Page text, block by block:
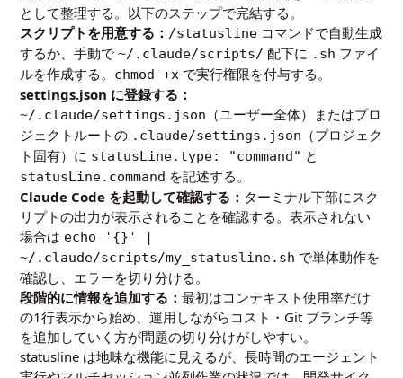
として整理する。以下のステップで完結する。
スクリプトを用意する： /statusline コマンドで自動生成
するか、手動で~/.claude/scripts/ 配下に .sh ファイ
ルを作成する。 chmod +x で実行権限を付与する。
settings.json に登録する：
~/.claude/settings.json （ユーザー全体）またはプロ
ジェクトルートの .claude/settings.json （プロジェク
ト固有）に statusLine.type: "command" と
statusLine.command を記述する。
Claude Code を起動して確認する： ターミナル下部にスク
リプトの出力が表示されることを確認する。表示されない
場合は echo '{}' |
~/.claude/scripts/my_statusline.sh で単体動作を
確認し、エラーを切り分ける。
段階的に情報を追加する：最初はコンテキスト使用率だけ
の1行表示から始め、運用しながらコスト・Git ブランチ等
を追加していく方が問題の切り分けがしやすい。
statusline は地味な機能に見えるが、長時間のエージェント